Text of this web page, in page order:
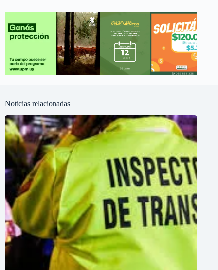
Noticias relacionadas